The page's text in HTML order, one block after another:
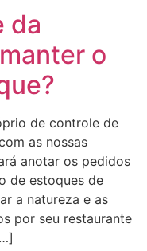
da
o
de controle de
as nossas
anotar os pedidos
de estoques de
a natureza e as
por seu restaurante